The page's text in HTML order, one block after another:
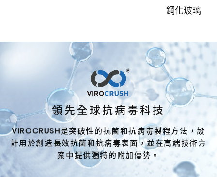
鋼化玻璃
VIROCRUSH
領先全球抗病毒科技
VIROCRUSH是突破性的抗菌和抗病毒製程方法，設
計用於創造長效抗菌和抗病毒表面，並在高端技術方
案中提供獨特的附加優勢。